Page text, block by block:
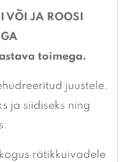
VÕI JA ROOSI
toimega.
juustele.
ja siidiseks ning
rätikkuivadele